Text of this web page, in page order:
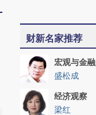
财新名家推荐
宏观与金融
盛松成
经济观察
梁红